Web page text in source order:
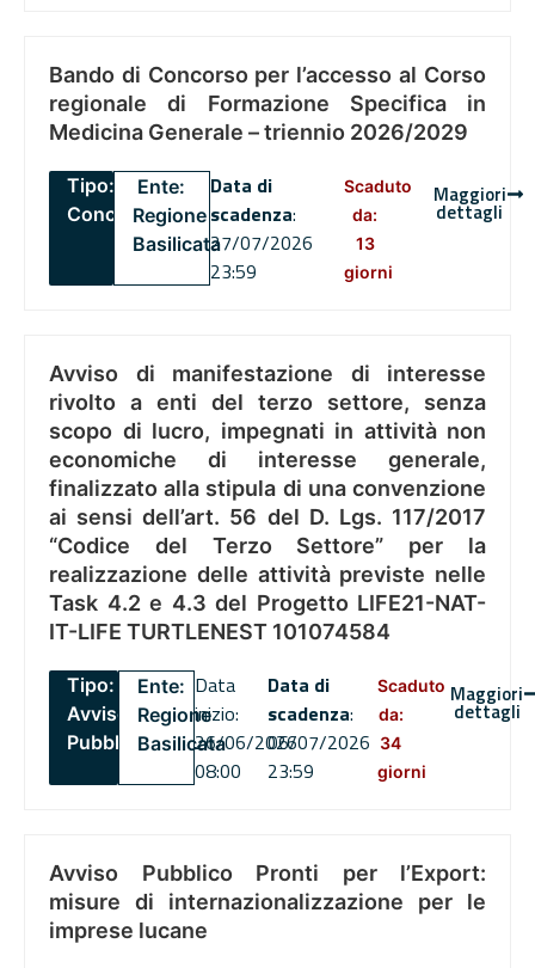
Bando di Concorso per l’accesso al Corso
regionale di Formazione Specifica in
Medicina Generale – triennio 2026/2029
Tipo:
Concorsi
Ente:
Regione
Basilicata
Data di
scadenza:
27/07/2026
23:59
Scaduto
da:
13
giorni
Maggiori
dettagli
Avviso di manifestazione di interesse
rivolto a enti del terzo settore, senza
scopo di lucro, impegnati in attività non
economiche di interesse generale,
finalizzato alla stipula di una convenzione
ai sensi dell’art. 56 del D. Lgs. 117/2017
“Codice del Terzo Settore” per la
realizzazione delle attività previste nelle
Task 4.2 e 4.3 del Progetto LIFE21-NAT-
IT-LIFE TURTLENEST 101074584
Tipo:
Avviso
Pubblico
Ente:
Regione
Basilicata
Data
inizio:
26/06/2026
08:00
Data di
scadenza:
06/07/2026
23:59
Scaduto
da:
34
giorni
Maggiori
dettagli
Avviso Pubblico Pronti per l’Export:
misure di internazionalizzazione per le
imprese lucane